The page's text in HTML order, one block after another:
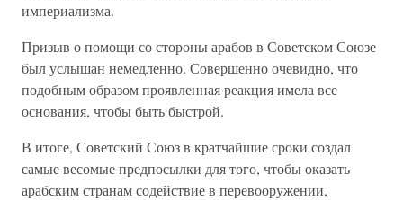
империализма.
Призыв о помощи со стороны арабов в Советском Союзе
был услышан немедленно. Совершенно очевидно, что
подобным образом проявленная реакция имела все
основания, чтобы быть быстрой.
В итоге, Советский Союз в кратчайшие сроки создал
самые весомые предпосылки для того, чтобы оказать
арабским странам содействие в перевооружении,